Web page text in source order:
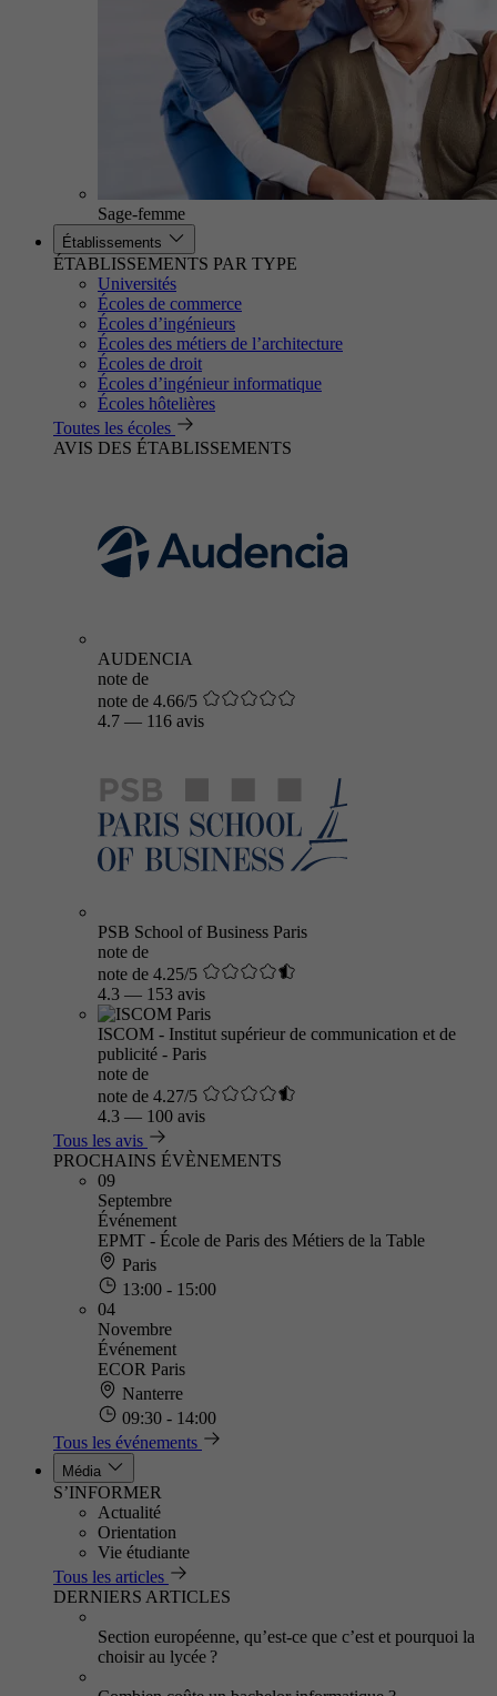
Sage-femme
Établissements
ÉTABLISSEMENTS PAR TYPE
Universités
Écoles de commerce
Écoles d’ingénieurs
Écoles des métiers de l’architecture
Écoles de droit
Écoles d’ingénieur informatique
Écoles hôtelières
Toutes les écoles
AVIS DES ÉTABLISSEMENTS
AUDENCIA
note de
note de 4.66/5
4.7 — 116 avis
PSB School of Business Paris
note de
note de 4.25/5
4.3 — 153 avis
ISCOM - Institut supérieur de communication et de
publicité - Paris
note de
note de 4.27/5
4.3 — 100 avis
Tous les avis
PROCHAINS ÉVÈNEMENTS
09
Septembre
Événement
EPMT - École de Paris des Métiers de la Table
Paris
13:00 - 15:00
04
Novembre
Événement
ECOR Paris
Nanterre
09:30 - 14:00
Tous les événements
Média
S’INFORMER
Actualité
Orientation
Vie étudiante
Tous les articles
DERNIERS ARTICLES
Section européenne, qu’est-ce que c’est et pourquoi la
choisir au lycée ?